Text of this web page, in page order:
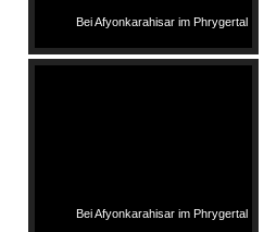
Bei Afyonkarahisar im Phrygertal
Bei Afyonkarahisar im Phrygertal